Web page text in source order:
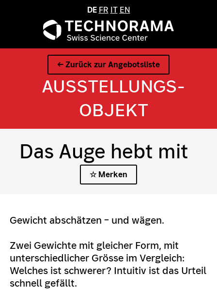
DE FR IT EN
← Zurück zur Angebotsliste
AUSSTELLUNGS­
OBJEKT
Das Auge hebt mit
☆ Merken
Gewicht abschätzen – und wägen.
Zwei Gewichte mit gleicher Form, mit
unterschiedlicher Grösse im Vergleich:
Welches ist schwerer? Intuitiv ist das Urteil
schnell gefällt.